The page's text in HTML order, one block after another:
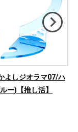
よしジオラマ07/ハ
ー)【推し活】